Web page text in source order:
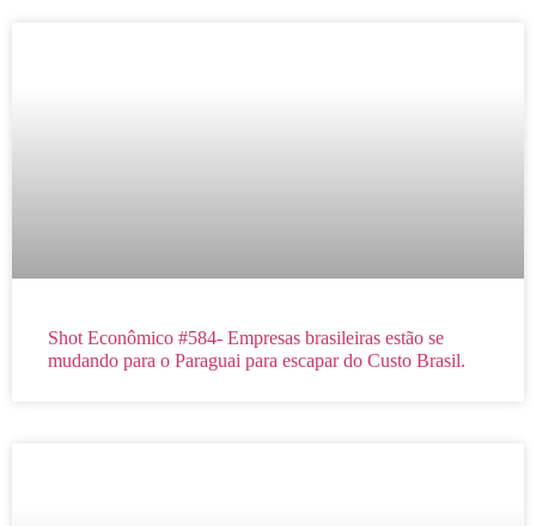
Shot Econômico #584- Empresas brasileiras estão se
mudando para o Paraguai para escapar do Custo Brasil.